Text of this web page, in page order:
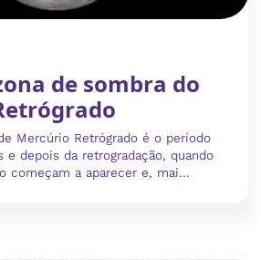
de sombra do
Mercúrio Retrógrado é o período
e depois da retrogradação, quando
começam a aparecer e, mai...